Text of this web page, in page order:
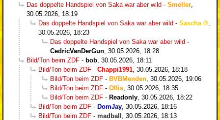
Das doppelte Handspiel von Saka war aber wild - Smeller
30.05.2026, 18:19
Das doppelte Handspiel von Saka war aber wild - Sascha
30.05.2026, 18:23
Das doppelte Handspiel von Saka war aber wild -
CedricVanDerGun 30.05.2026, 18:28
Bild/Ton beim ZDF - bob 30.05.2026, 18:11
Bild/Ton beim ZDF - Chappi1991 30.05.2026, 18:18
Bild/Ton beim ZDF - BVBMenden 30.05.2026, 19:06
Bild/Ton beim ZDF - Ollis 30.05.2026, 18:35
Bild/Ton beim ZDF - Readonly 30.05.2026, 18:22
Bild/Ton beim ZDF - DomJay 30.05.2026, 18:16
Bild/Ton beim ZDF - madball
30.05.2026, 18:13